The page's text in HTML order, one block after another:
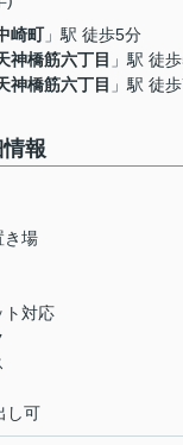
崎町」駅 徒歩5分
神橋筋六丁目 」駅 徒
神橋筋六丁目 」駅 徒
報
き場
ト対応
し可